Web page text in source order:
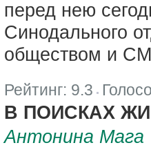
перед нею
Синодального
обществом и
Рейтинг: 9.3
В ПОИСКАХ
Антонина Мага